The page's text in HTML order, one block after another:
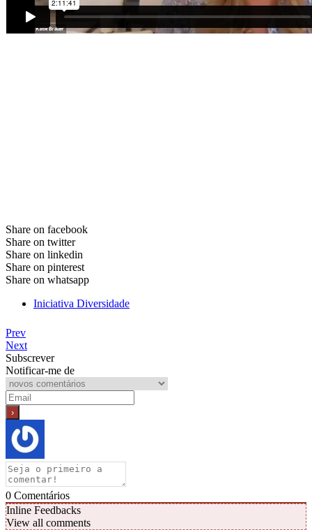
Share on facebook
Share on twitter
Share on linkedin
Share on pinterest
Share on whatsapp
Iniciativa Diversidade
Prev
Next
Subscrever
Notificar-me de
0 Comentários
Inline Feedbacks
View all comments